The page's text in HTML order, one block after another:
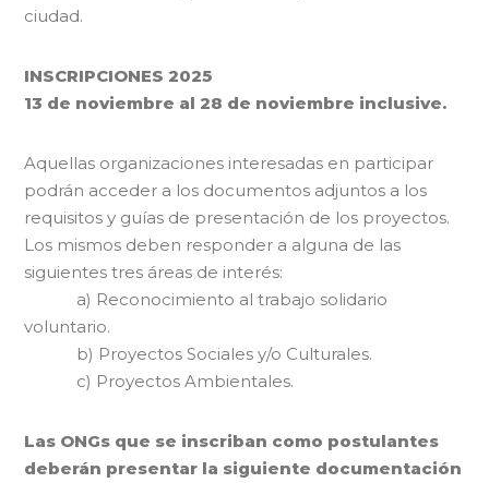
ciudad.
INSCRIPCIONES 2025
13 de noviembre al 28 de noviembre inclusive.
Aquellas organizaciones interesadas en participar
podrán acceder a los documentos adjuntos a los
requisitos y guías de presentación de los proyectos.
Los mismos deben responder a alguna de las
siguientes tres áreas de interés:
a) Reconocimiento al trabajo solidario
voluntario.
b) Proyectos Sociales y/o Culturales.
c) Proyectos Ambientales.
Las ONGs que se inscriban como postulantes
deberán presentar la siguiente documentación